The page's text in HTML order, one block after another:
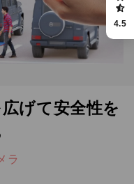
げて安全性を
ラ
4.5